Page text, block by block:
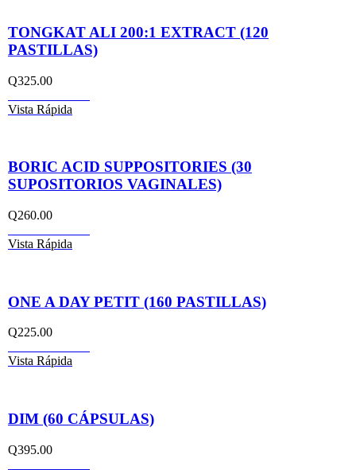
TONGKAT ALI 200:1 EXTRACT (120
PASTILLAS)
Q325.00
Vista Rápida
BORIC ACID SUPPOSITORIES (30
SUPOSITORIOS VAGINALES)
Q260.00
Vista Rápida
ONE A DAY PETIT (160 PASTILLAS)
Q225.00
Vista Rápida
DIM (60 CÁPSULAS)
Q395.00